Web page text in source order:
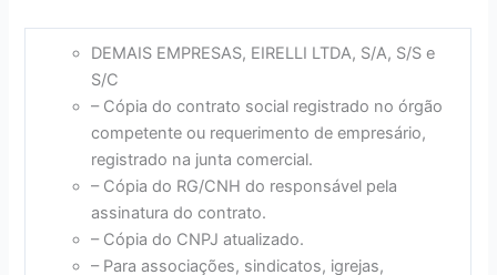
DEMAIS EMPRESAS, EIRELLI LTDA, S/A, S/S e
S/C
– Cópia do contrato social registrado no órgão
competente ou requerimento de empresário,
registrado na junta comercial.
– Cópia do RG/CNH do responsável pela
assinatura do contrato.
– Cópia do CNPJ atualizado.
– Para associações, sindicatos, igrejas,